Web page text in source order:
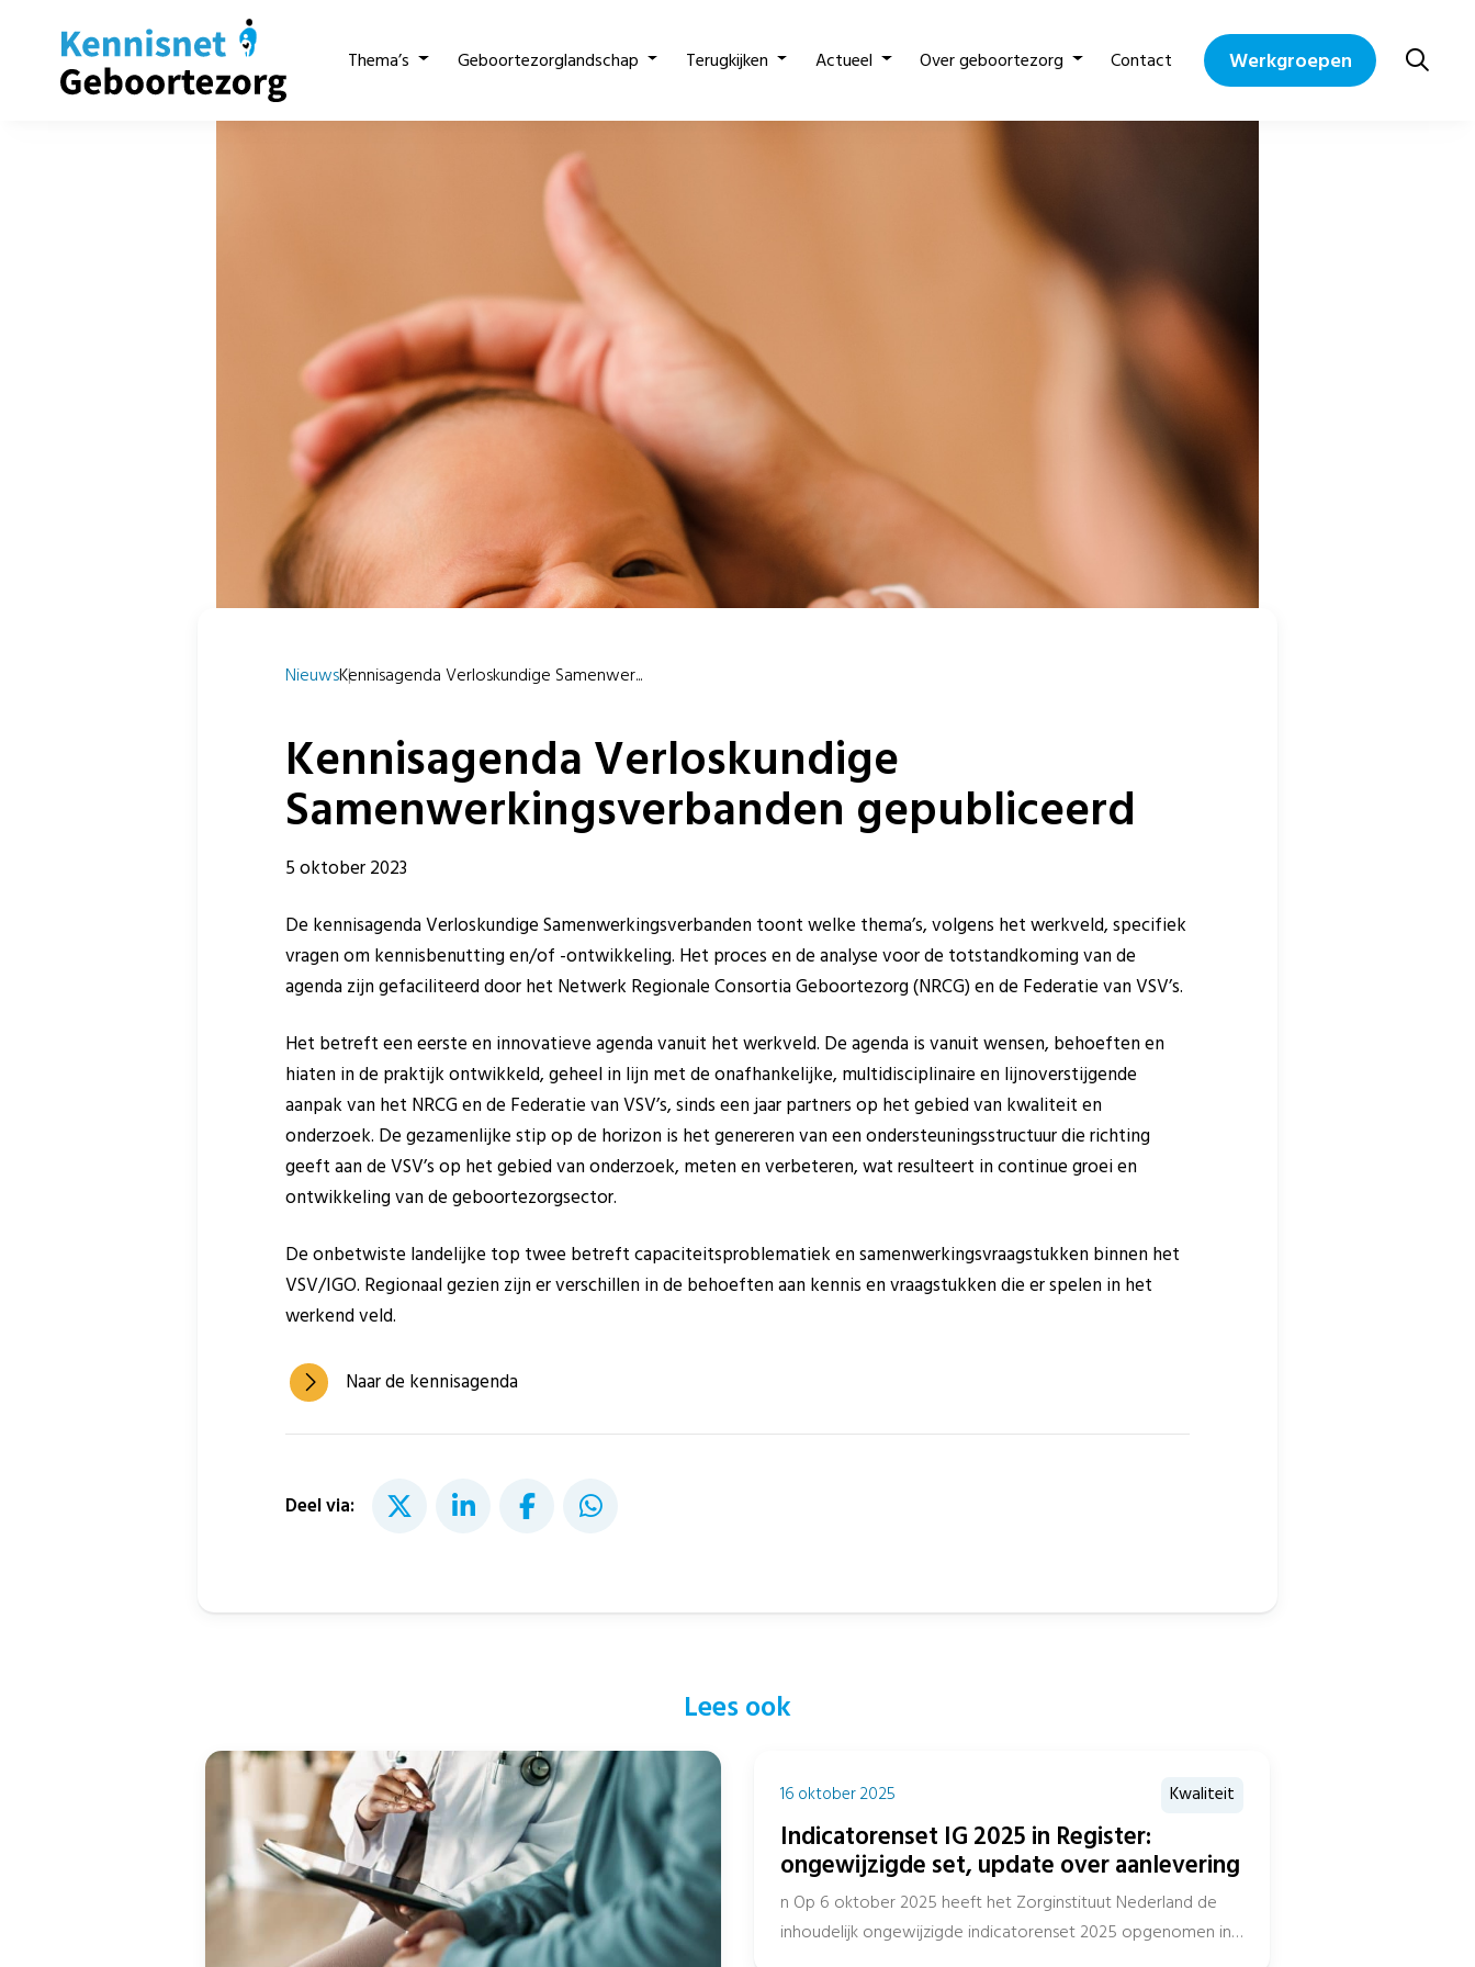
Thema’s Geboortezorglandschap Terugkijken Actueel Over geboortezorg Contact Werkgroepen
NieuwsKennisagenda Verloskundige Samenwer...
Kennisagenda Verloskundige
Samenwerkingsverbanden gepubliceerd
5 oktober 2023
De kennisagenda Verloskundige Samenwerkingsverbanden toont welke thema’s, volgens het werkveld, specifiek
vragen om kennisbenutting en/of -ontwikkeling. Het proces en de analyse voor de totstandkoming van de
agenda zijn gefaciliteerd door het Netwerk Regionale Consortia Geboortezorg (NRCG) en de Federatie van VSV’s.
Het betreft een eerste en innovatieve agenda vanuit het werkveld. De agenda is vanuit wensen, behoeften en
hiaten in de praktijk ontwikkeld, geheel in lijn met de onafhankelijke, multidisciplinaire en lijnoverstijgende
aanpak van het NRCG en de Federatie van VSV’s, sinds een jaar partners op het gebied van kwaliteit en
onderzoek. De gezamenlijke stip op de horizon is het genereren van een ondersteuningsstructuur die richting
geeft aan de VSV’s op het gebied van onderzoek, meten en verbeteren, wat resulteert in continue groei en
ontwikkeling van de geboortezorgsector.
De onbetwiste landelijke top twee betreft capaciteitsproblematiek en samenwerkingsvraagstukken binnen het
VSV/IGO. Regionaal gezien zijn er verschillen in de behoeften aan kennis en vraagstukken die er spelen in het
werkend veld.
Naar de kennisagenda
Deel via:
Lees ook
16 oktober 2025 Kwaliteit
Indicatorenset IG 2025 in Register:
ongewijzigde set, update over aanlevering
n Op 6 oktober 2025 heeft het Zorginstituut Nederland de
inhoudelijk ongewijzigde indicatorenset 2025 opgenomen in